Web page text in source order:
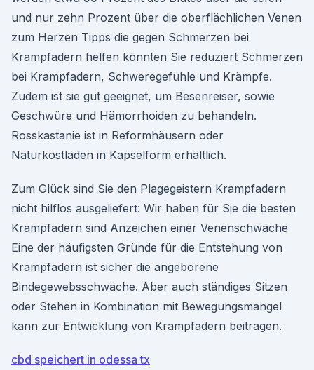
und nur zehn Prozent über die oberflächlichen Venen
zum Herzen Tipps die gegen Schmerzen bei
Krampfadern helfen könnten Sie reduziert Schmerzen
bei Krampfadern, Schweregefühle und Krämpfe.
Zudem ist sie gut geeignet, um Besenreiser, sowie
Geschwüre und Hämorrhoiden zu behandeln.
Rosskastanie ist in Reformhäusern oder
Naturkostläden in Kapselform erhältlich.
Zum Glück sind Sie den Plagegeistern Krampfadern
nicht hilflos ausgeliefert: Wir haben für Sie die besten
Krampfadern sind Anzeichen einer Venenschwäche
Eine der häufigsten Gründe für die Entstehung von
Krampfadern ist sicher die angeborene
Bindegewebsschwäche. Aber auch ständiges Sitzen
oder Stehen in Kombination mit Bewegungsmangel
kann zur Entwicklung von Krampfadern beitragen.
cbd speichert in odessa tx